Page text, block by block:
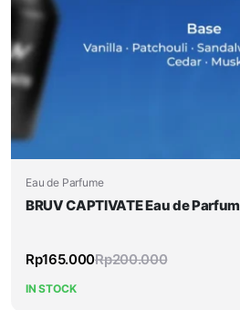
Eau de Parfume
BRUV CAPTIVATE Eau de Parfum
Rp200.000
Rp165.000
IN STOCK